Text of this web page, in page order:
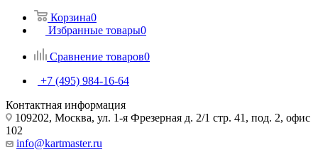
Корзина0
Избранные товары0
Сравнение товаров0
+7 (495) 984-16-64
Контактная информация
109202, Москва, ул. 1-я Фрезерная д. 2/1 стр. 41, под. 2, офис
102
info@kartmaster.ru